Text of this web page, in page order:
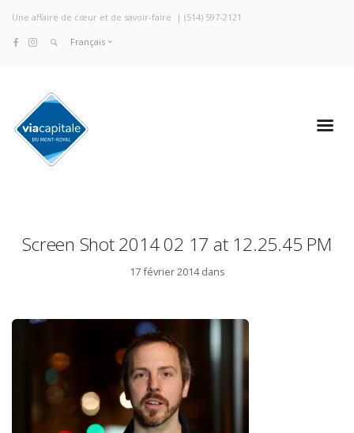
Une affaire de cœur et de savoir-faire. | (514) 597-2121
Français
Screen Shot 2014 02 17 at 12.25.45 PM
17 février 2014 dans